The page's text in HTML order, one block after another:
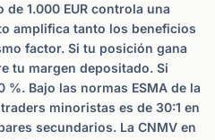
1.000 EUR controla una
amplifica tanto los beneficios
factor. Si tu posición gana
tu margen depositado. Si
%. Bajo las normas ESMA de la
minoristas es de 30:1 en
secundarios. La CNMV en